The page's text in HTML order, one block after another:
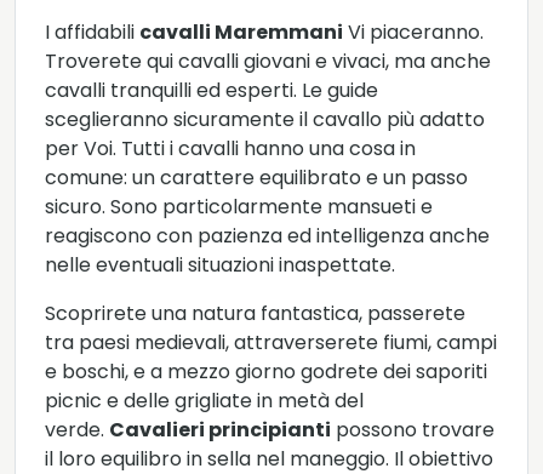
I affidabili cavalli Maremmani Vi piaceranno.
Troverete qui cavalli giovani e vivaci, ma anche
cavalli tranquilli ed esperti. Le guide
sceglieranno sicuramente il cavallo più adatto
per Voi. Tutti i cavalli hanno una cosa in
comune: un carattere equilibrato e un passo
sicuro. Sono particolarmente mansueti e
reagiscono con pazienza ed intelligenza anche
nelle eventuali situazioni inaspettate.
Scoprirete una natura fantastica, passerete
tra paesi medievali, attraverserete fiumi, campi
e boschi, e a mezzo giorno godrete dei saporiti
picnic e delle grigliate in metà del
verde. Cavalieri principianti possono trovare
il loro equilibro in sella nel maneggio. Il obiettivo